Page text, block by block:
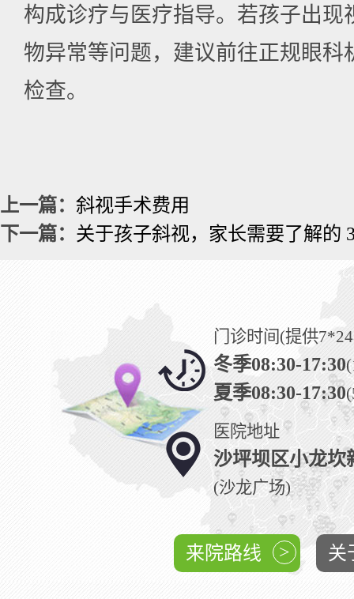
构成诊疗与医疗指导。若孩子出现
物异常等问题，建议前往正规眼科
检查。
上一篇： 斜视手术费用
下一篇： 关于孩子斜视，家长需要了解的
门诊时间(提供
冬季08:30-17:30
夏季08:30-17:30
医院地址
沙坪坝区小龙坎
(沙龙广场)
来院路线 > 关